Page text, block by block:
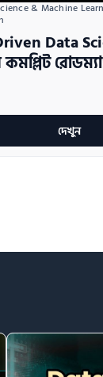
& Machine
Data
কমপ্লিট
দেখুন